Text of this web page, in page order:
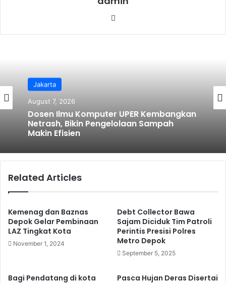
Jakarta
August 7, 2026
Dosen Ilmu Komputer UPER Kembangkan
Netrash, Bikin Pengelolaan Sampah
Makin Efisien
Related Articles
Kemenag dan Baznas
Depok Gelar Pembinaan
LAZ Tingkat Kota
November 1, 2024
Debt Collector Bawa
Sajam Diciduk Tim Patroli
Perintis Presisi Polres
Metro Depok
September 5, 2025
Bagi Pendatang di kota
Pasca Hujan Deras Disertai